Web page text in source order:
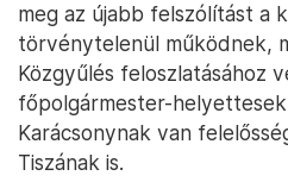
meg az újabb felszólítást a
törvénytelenül működnek,
Közgyűlés feloszlatásához
főpolgármester-
Karácsonynak van
Tiszának is.